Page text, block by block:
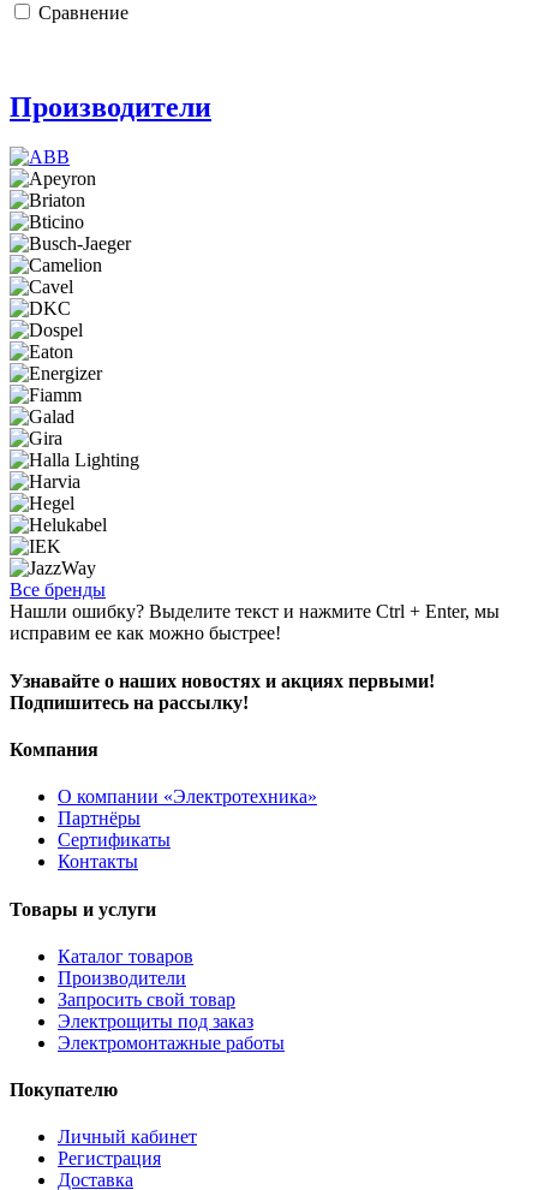
Сравнение
Производители
Все бренды
Нашли ошибку? Выделите текст и нажмите Ctrl + Enter, мы
исправим ее как можно быстрее!
Узнавайте о наших новостях и акциях первыми!
Подпишитесь на рассылку!
Компания
О компании «Электротехника»
Партнёры
Сертификаты
Контакты
Товары и услуги
Каталог товаров
Производители
Запросить свой товар
Электрощиты под заказ
Электромонтажные работы
Покупателю
Личный кабинет
Регистрация
Доставка